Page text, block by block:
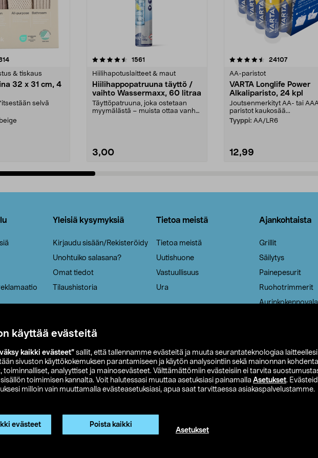
käyttää evästeitä
kaikki evästeet” sallit, että tallennamme evästeitä ja muuta seurantateknologiaa laitteellesi
sivuston käyttökokemuksen parantamiseen ja käytön analysointiin sekä mainonnan
toiminnalliset, analyyttiset ja mainosevästeet. Välttämättömiin evästeisiin ei tarvita
toimimisen kannalta. Voit halutessasi muuttaa asetuksiasi painamalla Asetukset.
milloin vain muuttamalla evästeasetuksiasi, apua saat tarvittaessa asiakaspalvelustamme.
evästeet Poista kaikki
Asetukset
arvostelut
& tiskaus
32 x 31 cm, 4
selvä
1561
Hiilihapotuslaitteet & maut
Hiilihappopatruuna täyttö /
vaihto Wassermaxx, 60 litraa
Täyttöpatruuna, joka ostetaan
myymälästä – muista ottaa vanha
3,00
4.5viidestä
24107arvostelut
AA-paristot
VARTA Longlife Power
Alkaliparisto, 24 kpl
Joutsenmerkityt AA- tai
paristot kaukosää...
Tyyppi: AA/LR6
12,99
4.5viidestä
Yleisiä kysymyksiä
Kirjaudu sisään/Rekisteröidy
Unohtuiko salasana?
Omat tiedot
Tilaushistoria
Tietoa meistä
Tietoa meistä
Uutishuone
Vastuullisuus
Ura
Ajankohtaista
Grillit
Säilytys
Painepesurit
Ruohotrimmerit